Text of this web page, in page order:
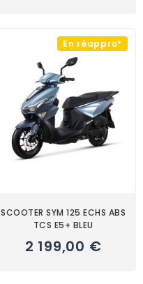
En réappro*
SCOOTER SYM 125 ECHS ABS
TCS E5+ BLEU
2 199,00 €